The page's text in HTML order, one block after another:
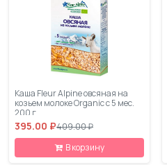
Каша Fleur Alpine овсяная на
козьем молоке Organic с 5 мес.
200 г
395.00 ₽409.00 ₽
В корзину